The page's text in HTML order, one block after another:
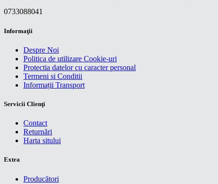
0733088041
Informaţii
Despre Noi
Politica de utilizare Cookie-uri
Protectia datelor cu caracter personal
Termeni si Conditii
Informații Transport
Servicii Clienţi
Contact
Returnări
Harta sitului
Extra
Producători